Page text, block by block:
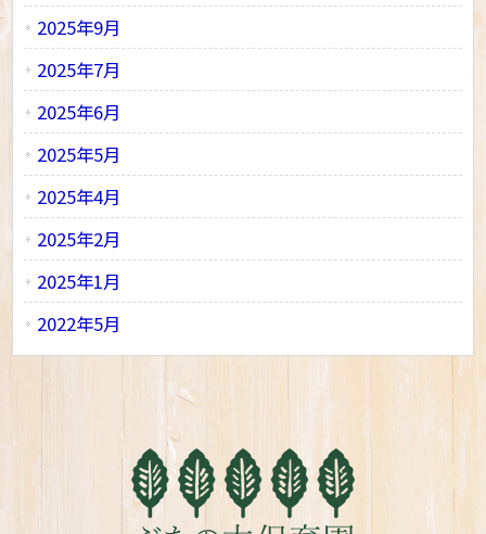
2025年9月
2025年7月
2025年6月
2025年5月
2025年4月
2025年2月
2025年1月
2022年5月